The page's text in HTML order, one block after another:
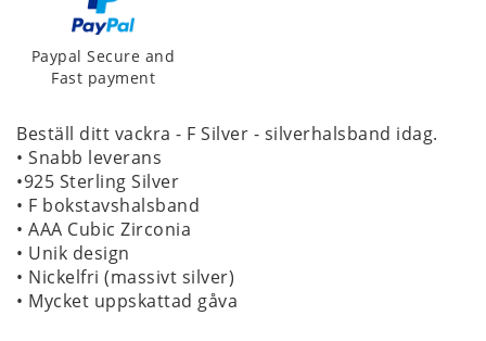
Paypal Secure and
Fast payment
Beställ ditt vackra - F Silver - silverhalsband idag.
• Snabb leverans
•925 Sterling Silver
• F bokstavshalsband
• AAA Cubic Zirconia
• Unik design
• Nickelfri (massivt silver)
• Mycket uppskattad gåva